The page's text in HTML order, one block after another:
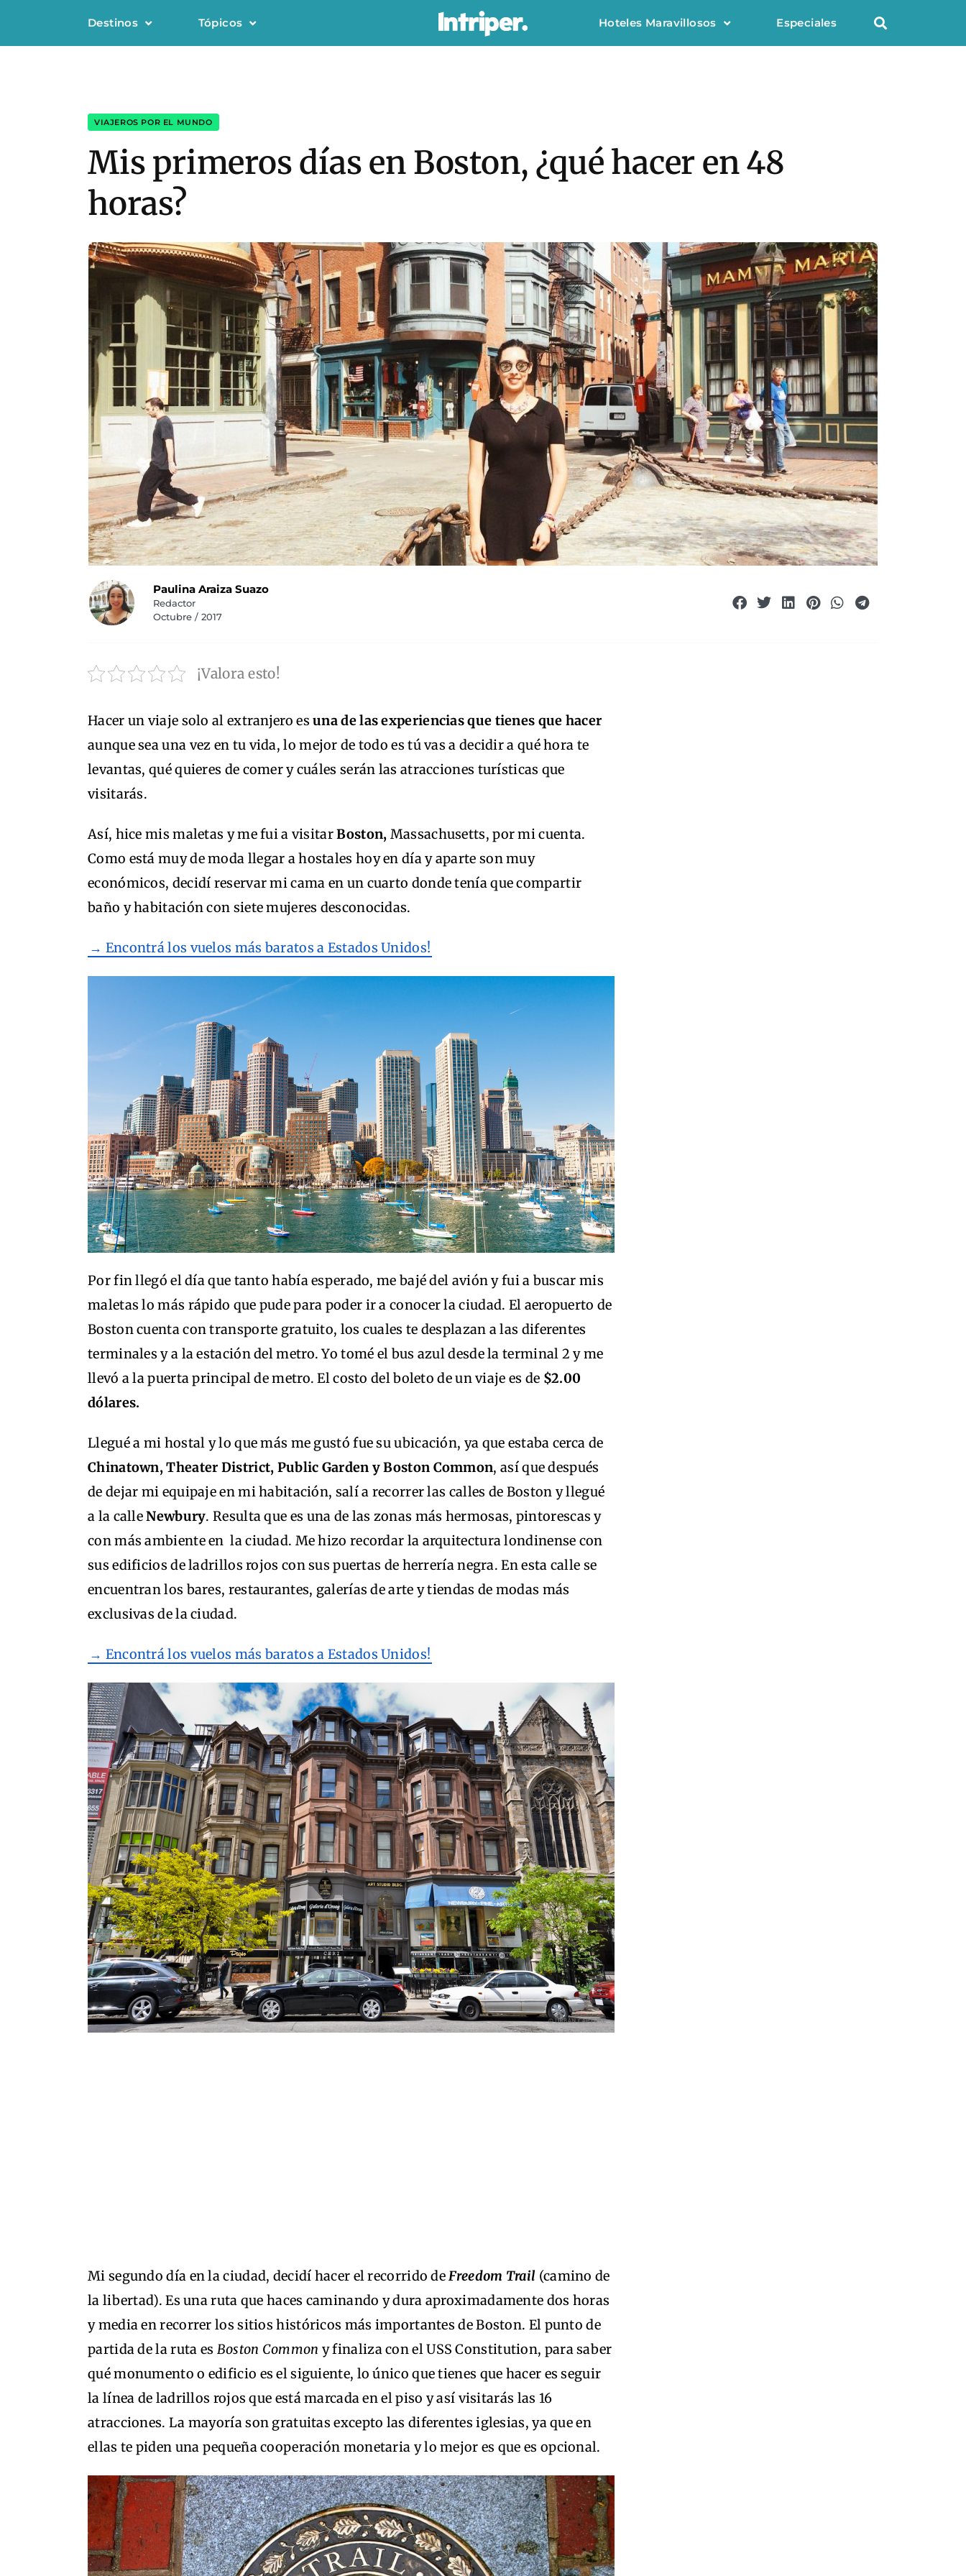
Destinos Tópicos Hoteles Maravillosos Especiales
VIAJEROS POR EL MUNDO
Mis primeros días en Boston, ‎¿qué hacer en 48
horas?
Paulina Araiza Suazo
Redactor
Octubre / 2017
¡Valora esto!
Hacer un viaje solo al extranjero esuna de las experiencias que tienes que hacer
aunque sea una vez en tu vida, lo mejor de todo es tú vas a decidir a qué hora te
levantas, qué quieres de comer y cuáles serán las atracciones turísticas que
visitarás.
Así, hice mis maletas y me fui a visitarBoston, Massachusetts, por mi cuenta.
Como está muy de moda llegar a hostales hoy en día y aparte son muy
económicos, decidí reservar mi cama en un cuarto donde tenía que compartir
baño y habitación con siete mujeres desconocidas.
→ Encontrá los vuelos más baratos a Estados Unidos!
Por fin llegó el día que tanto había esperado, me bajé del avión y fui a buscar mis
maletas lo más rápido que pude para poder ir a conocer la ciudad. El aeropuerto de
Boston cuenta con transporte gratuito, los cuales te desplazan a las diferentes
terminales y a la estación del metro. Yo tomé el bus azul desde la terminal 2 y me
llevó a la puerta principal de metro. El costo del boleto de un viaje es de $2.00
dólares.
Llegué a mi hostal y lo que más me gustó fue su ubicación, ya que estaba cerca de
Chinatown, Theater District, Public Garden y Boston Common, así que después
de dejar mi equipaje en mi habitación, salí a recorrer las calles de Boston y llegué
a la calleNewbury. Resulta que es una de las zonas más hermosas, pintorescas y
con más ambiente en la ciudad. Me hizo recordar la arquitectura londinense con
sus edificios de ladrillos rojos con sus puertas de herrería negra. En esta calle se
encuentran los bares, restaurantes, galerías de arte y tiendas de modas más
exclusivas de la ciudad.
→ Encontrá los vuelos más baratos a Estados Unidos!
Mi segundo día en la ciudad, decidí hacer el recorrido deFreedom Trail (camino de
la libertad). Es una ruta que haces caminando y dura aproximadamente dos horas
y media en recorrer los sitios históricos más importantes de Boston. El punto de
partida de la ruta es Boston Common y finaliza con el USS Constitution, para saber
qué monumento o edificio es el siguiente, lo único que tienes que hacer es seguir
la línea de ladrillos rojos que está marcada en el piso y así visitarás las 16
atracciones. La mayoría son gratuitas excepto las diferentes iglesias, ya que en
ellas te piden una pequeña cooperación monetaria y lo mejor es que es opcional.